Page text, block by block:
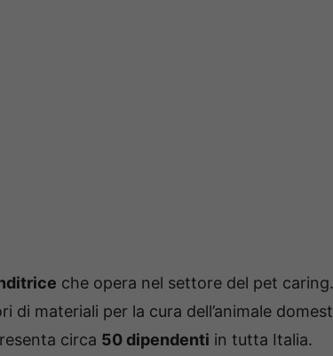
che opera nel settore del pet caring.
di materiali per la cura dell’animale
circa 50 dipendenti in tutta Italia.